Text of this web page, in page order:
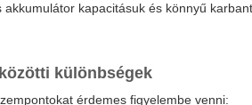
kapacitásuk és könnyű
különbségek
érdemes figyelembe venni: